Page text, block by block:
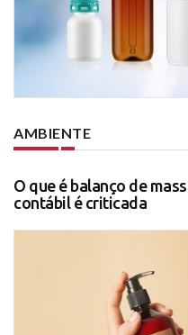
AMBIENTE
O que é balanço de
contábil é criticada